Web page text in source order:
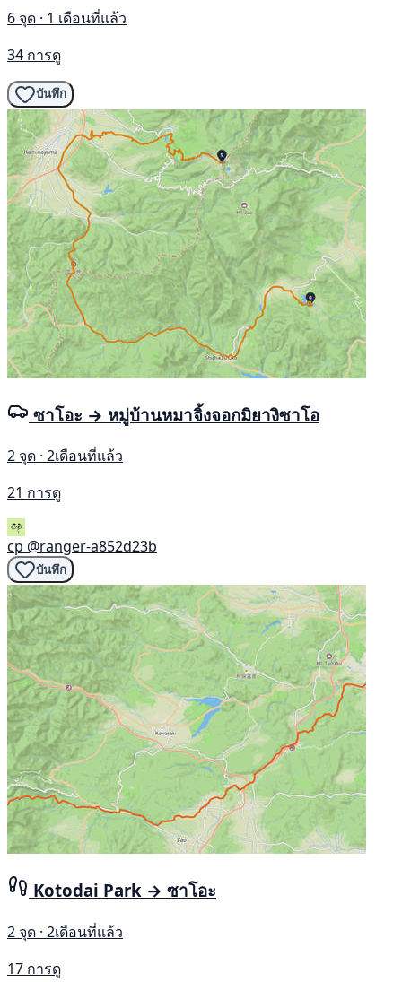
6 จุด · 1 เดือนที่แล้ว
34 การดู
บันทึก
ซาโอะ → หมู่บ้านหมาจิ้งจอกมิยางิซาโอ
2 จุด · 2เดือนที่แล้ว
21 การดู
cp @ranger-a852d23b
บันทึก
Kotodai Park → ซาโอะ
2 จุด · 2เดือนที่แล้ว
17 การดู